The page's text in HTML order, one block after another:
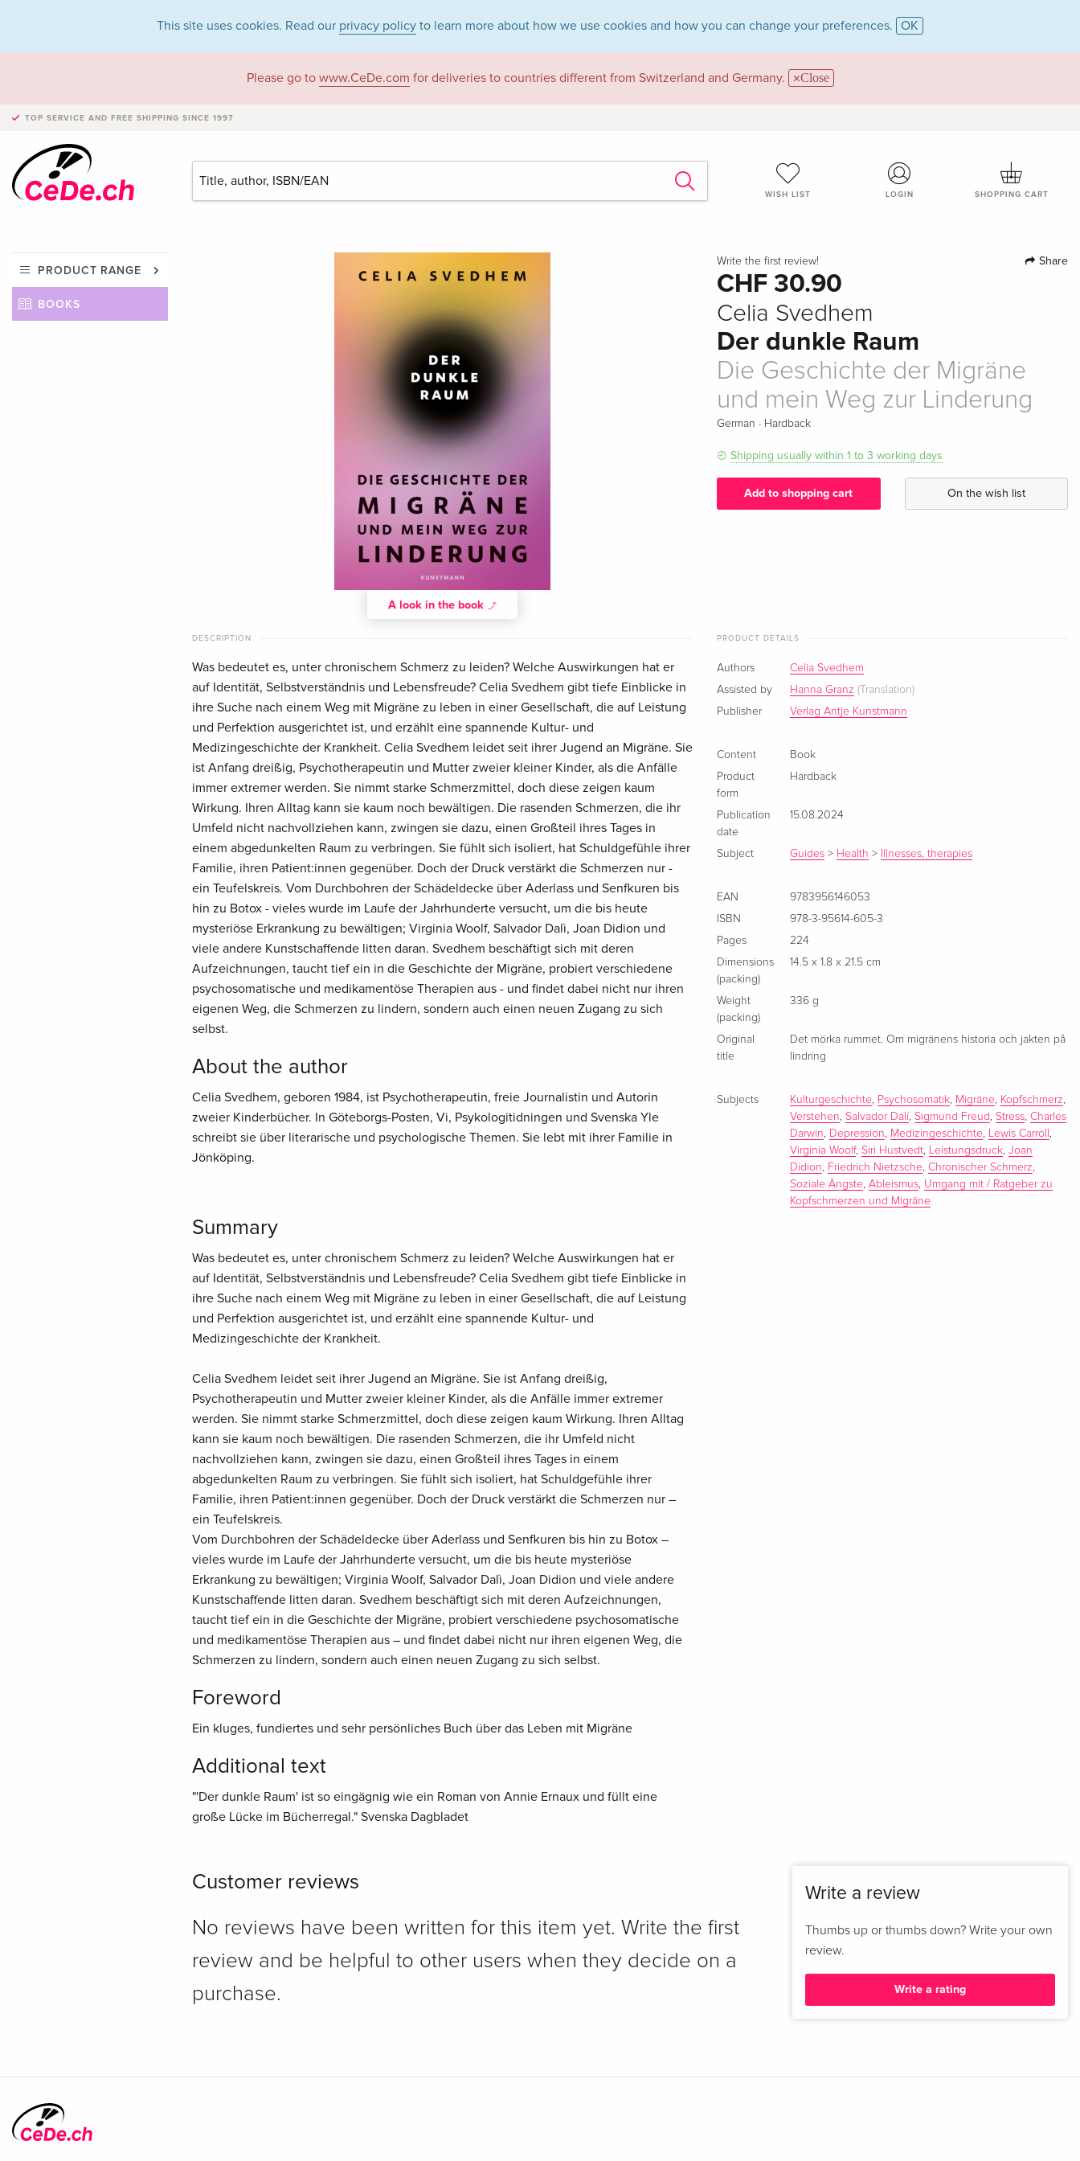
This site uses cookies. Read our privacy policy to learn more about how we use cookies and how you can change your preferences. OK
Please go to www.CeDe.com for deliveries to countries different from Switzerland and Germany. Close
TOP SERVICE AND FREE SHIPPING SINCE 1997
WISH LIST LOGIN SHOPPING CART
PRODUCT RANGE
BOOKS
A look in the book
Write the first review! Share
CHF 30.90
Celia Svedhem
Der dunkle Raum
Die Geschichte der Migräne
und mein Weg zur Linderung
German · Hardback
Shipping usually within 1 to 3 working days
Add to shopping cart On the wish list
DESCRIPTION
Was bedeutet es, unter chronischem Schmerz zu leiden? Welche Auswirkungen hat er
auf Identität, Selbstverständnis und Lebensfreude? Celia Svedhem gibt tiefe Einblicke in
ihre Suche nach einem Weg mit Migräne zu leben in einer Gesellschaft, die auf Leistung
und Perfektion ausgerichtet ist, und erzählt eine spannende Kultur- und
Medizingeschichte der Krankheit. Celia Svedhem leidet seit ihrer Jugend an Migräne. Sie
ist Anfang dreißig, Psychotherapeutin und Mutter zweier kleiner Kinder, als die Anfälle
immer extremer werden. Sie nimmt starke Schmerzmittel, doch diese zeigen kaum
Wirkung. Ihren Alltag kann sie kaum noch bewältigen. Die rasenden Schmerzen, die ihr
Umfeld nicht nachvollziehen kann, zwingen sie dazu, einen Großteil ihres Tages in
einem abgedunkelten Raum zu verbringen. Sie fühlt sich isoliert, hat Schuldgefühle ihrer
Familie, ihren Patient:innen gegenüber. Doch der Druck verstärkt die Schmerzen nur -
ein Teufelskreis. Vom Durchbohren der Schädeldecke über Aderlass und Senfkuren bis
hin zu Botox - vieles wurde im Laufe der Jahrhunderte versucht, um die bis heute
mysteriöse Erkrankung zu bewältigen; Virginia Woolf, Salvador Dalì, Joan Didion und
viele andere Kunstschaffende litten daran. Svedhem beschäftigt sich mit deren
Aufzeichnungen, taucht tief ein in die Geschichte der Migräne, probiert verschiedene
psychosomatische und medikamentöse Therapien aus - und findet dabei nicht nur ihren
eigenen Weg, die Schmerzen zu lindern, sondern auch einen neuen Zugang zu sich
selbst.
About the author
Celia Svedhem, geboren 1984, ist Psychotherapeutin, freie Journalistin und Autorin
zweier Kinderbücher. In Göteborgs-Posten, Vi, Psykologitidningen und Svenska Yle
schreibt sie über literarische und psychologische Themen. Sie lebt mit ihrer Familie in
Jönköping.
Summary
Was bedeutet es, unter chronischem Schmerz zu leiden? Welche Auswirkungen hat er
auf Identität, Selbstverständnis und Lebensfreude? Celia Svedhem gibt tiefe Einblicke in
ihre Suche nach einem Weg mit Migräne zu leben in einer Gesellschaft, die auf Leistung
und Perfektion ausgerichtet ist, und erzählt eine spannende Kultur- und
Medizingeschichte der Krankheit.
Celia Svedhem leidet seit ihrer Jugend an Migräne. Sie ist Anfang dreißig,
Psychotherapeutin und Mutter zweier kleiner Kinder, als die Anfälle immer extremer
werden. Sie nimmt starke Schmerzmittel, doch diese zeigen kaum Wirkung. Ihren Alltag
kann sie kaum noch bewältigen. Die rasenden Schmerzen, die ihr Umfeld nicht
nachvollziehen kann, zwingen sie dazu, einen Großteil ihres Tages in einem
abgedunkelten Raum zu verbringen. Sie fühlt sich isoliert, hat Schuldgefühle ihrer
Familie, ihren Patient:innen gegenüber. Doch der Druck verstärkt die Schmerzen nur –
ein Teufelskreis.
Vom Durchbohren der Schädeldecke über Aderlass und Senfkuren bis hin zu Botox –
vieles wurde im Laufe der Jahrhunderte versucht, um die bis heute mysteriöse
Erkrankung zu bewältigen; Virginia Woolf, Salvador Dalì, Joan Didion und viele andere
Kunstschaffende litten daran. Svedhem beschäftigt sich mit deren Aufzeichnungen,
taucht tief ein in die Geschichte der Migräne, probiert verschiedene psychosomatische
und medikamentöse Therapien aus – und findet dabei nicht nur ihren eigenen Weg, die
Schmerzen zu lindern, sondern auch einen neuen Zugang zu sich selbst.
Foreword
Ein kluges, fundiertes und sehr persönliches Buch über das Leben mit Migräne
Additional text
"'Der dunkle Raum' ist so eingägnig wie ein Roman von Annie Ernaux und füllt eine
große Lücke im Bücherregal." Svenska Dagbladet
PRODUCT DETAILS
Authors
Celia Svedhem
Assisted by
Hanna Granz (Translation)
Publisher
Verlag Antje Kunstmann
Content
Book
Product
form
Hardback
Publication
date
15.08.2024
Subject Guides > Health > Illnesses, therapies
EAN
9783956146053
ISBN
978-3-95614-605-3
Pages
224
Dimensions
(packing)
14.5 x 1.8 x 21.5 cm
Weight
(packing)
336 g
Original
title
Det mörka rummet. Om migränens historia och jakten på
lindring
Subjects Kulturgeschichte, Psychosomatik, Migräne, Kopfschmerz,
Verstehen,Salvador Dalí,Sigmund Freud ,Stress,Charles
Darwin, Depression, Medizingeschichte, Lewis Carroll ,
Virginia Woolf,Siri Hustvedt, Leistungsdruck,Joan
Didion, Friedrich Nietzsche,Chronischer Schmerz,
Soziale Ängste,Ableismus, Umgang mit / Ratgeber zu
Kopfschmerzen und Migräne
Customer reviews
No reviews have been written for this item yet. Write the first
review and be helpful to other users when they decide on a
purchase.
Write a review
Thumbs up or thumbs down? Write your own
review.
Write a rating